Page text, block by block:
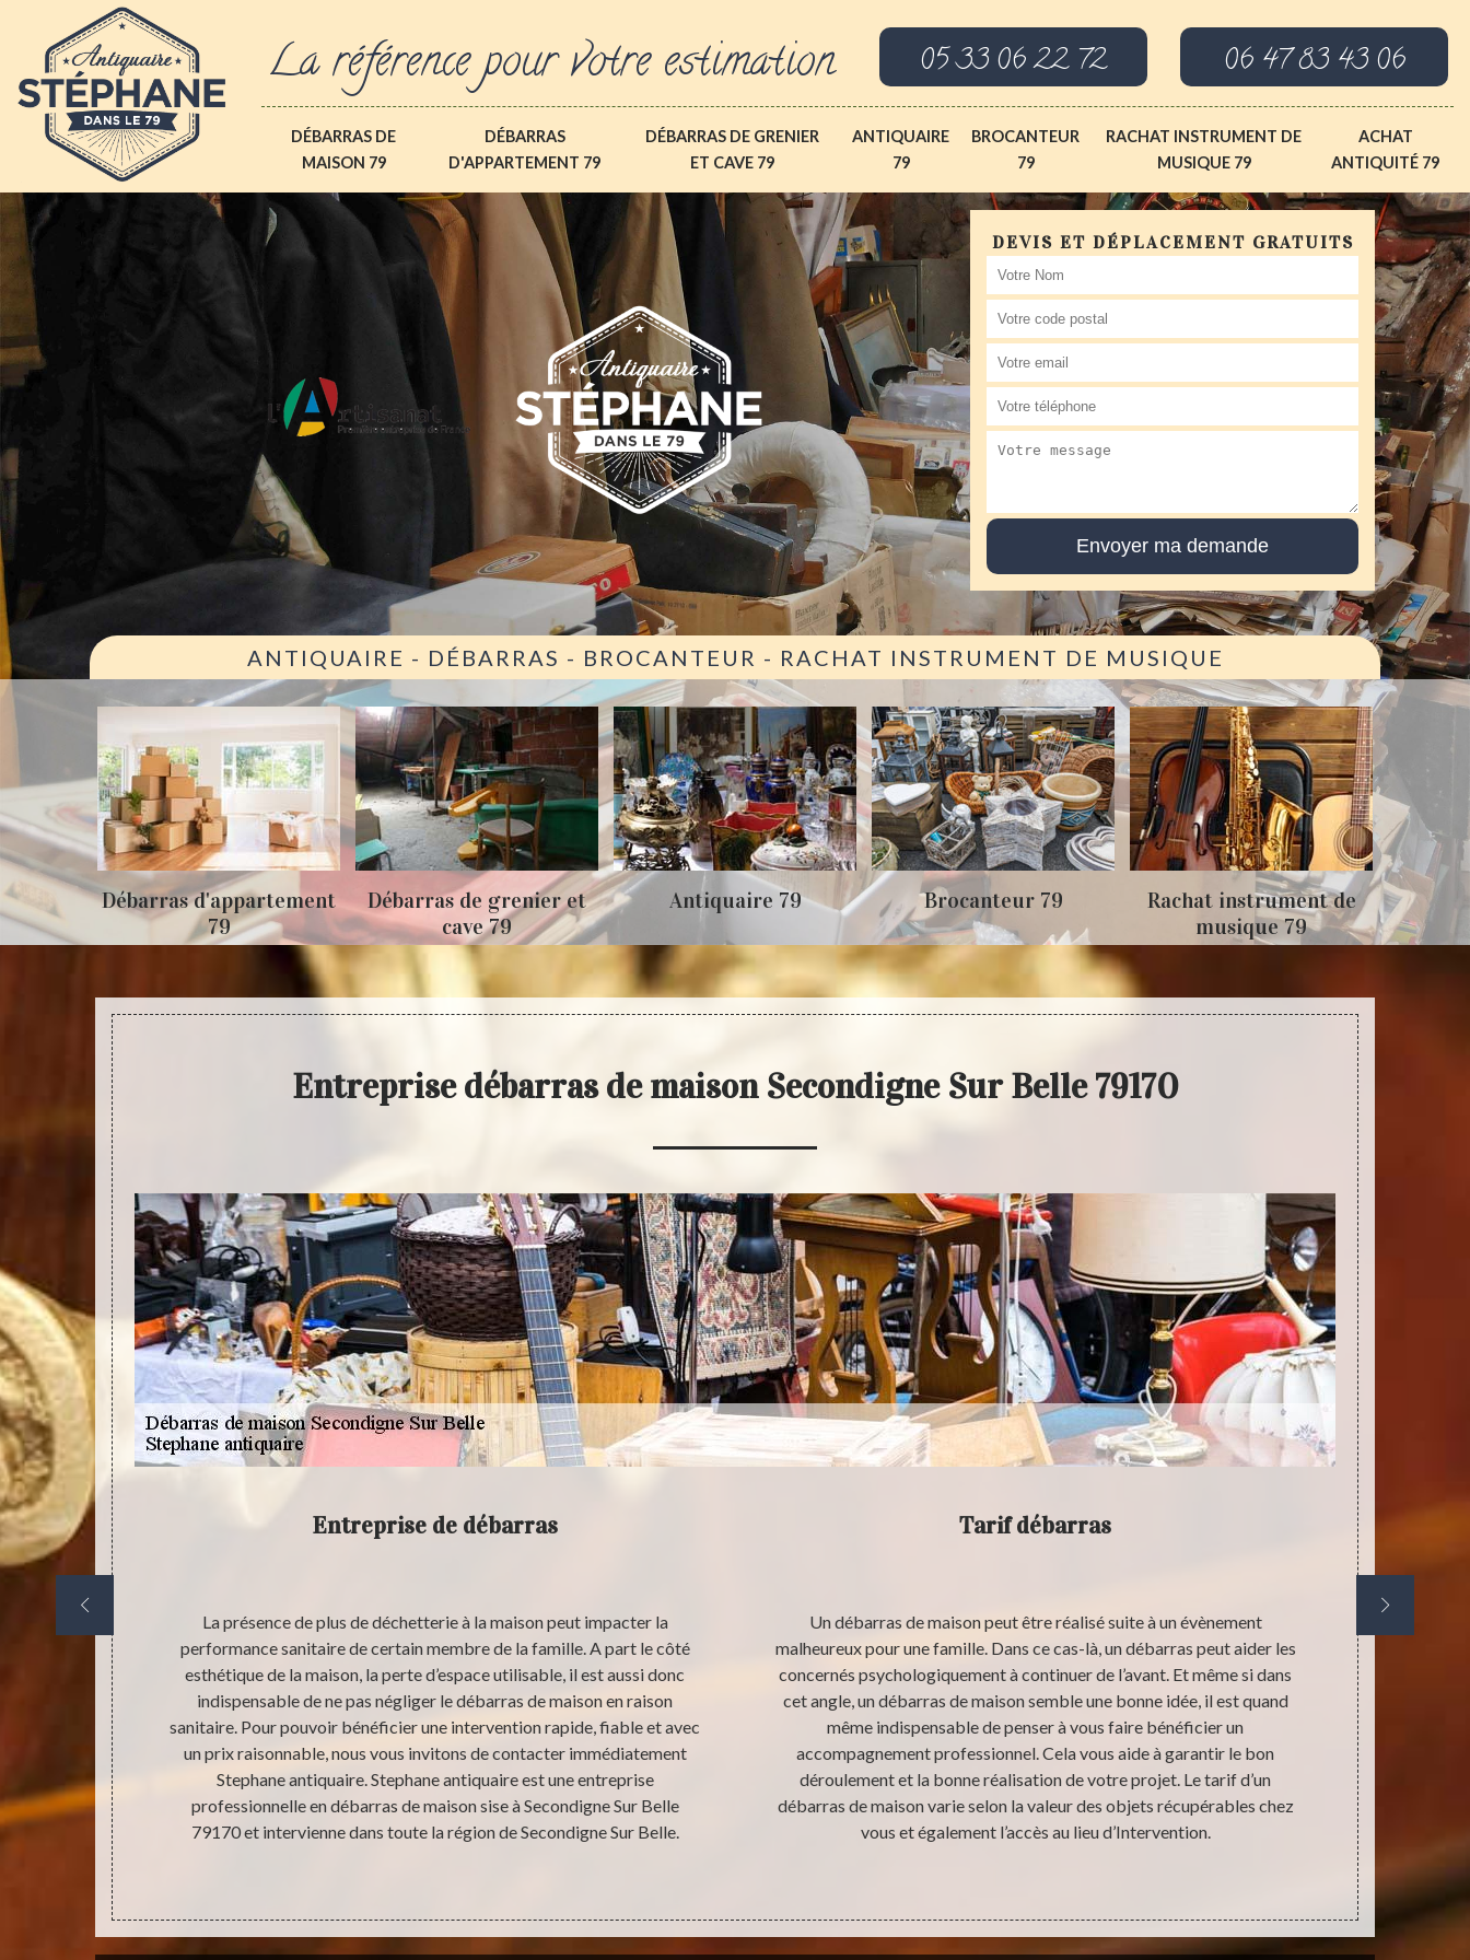
La référence pour votre estimation 05 33 06 22 72 06 47 83 43 06
DÉBARRAS DE
MAISON 79
DÉBARRAS
D'APPARTEMENT 79
DÉBARRAS DE GRENIER
ET CAVE 79
ANTIQUAIRE
79
BROCANTEUR
79
RACHAT INSTRUMENT DE
MUSIQUE 79
ACHAT
ANTIQUITÉ 79
DEVIS ET DÉPLACEMENT GRATUITS
ANTIQUAIRE - DÉBARRAS - BROCANTEUR - RACHAT INSTRUMENT DE MUSIQUE
Débarras de grenier et
cave 79
Antiquaire 79 Brocanteur 79
Rachat instrument de
musique 79
Achat antiquité 79
Entreprise débarras de maison Secondigne Sur Belle 79170
la maison
en
Entreprise de débarras
La présence de plus de déchetterie à la maison peut impacter la
performance sanitaire de certain membre de la famille. A part le côté
esthétique de la maison, la perte d’espace utilisable, il est aussi donc
indispensable de ne pas négliger le débarras de maison en raison
sanitaire. Pour pouvoir bénéficier une intervention rapide, fiable et avec
un prix raisonnable, nous vous invitons de contacter immédiatement
Stephane antiquaire. Stephane antiquaire est une entreprise
professionnelle en débarras de maison sise à Secondigne Sur Belle
79170 et intervienne dans toute la région de Secondigne Sur Belle.
Tarif débarras
Un débarras de maison peut être réalisé suite à un évènement
malheureux pour une famille. Dans ce cas-là, un débarras peut aider les
concernés psychologiquement à continuer de l’avant. Et même si dans
cet angle, un débarras de maison semble une bonne idée, il est quand
même indispensable de penser à vous faire bénéficier un
accompagnement professionnel. Cela vous aide à garantir le bon
déroulement et la bonne réalisation de votre projet. Le tarif d’un
débarras de maison varie selon la valeur des objets récupérables chez
vous et également l’accès au lieu d’Intervention.